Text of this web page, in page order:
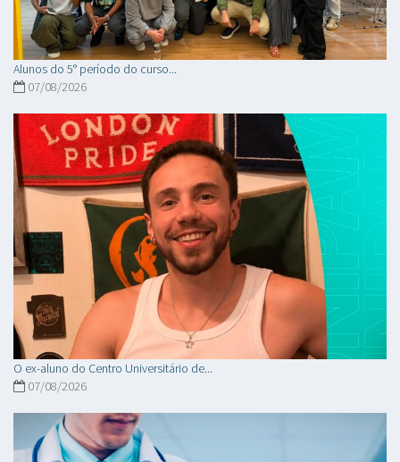
Alunos do 5° período do curso...
07/08/2026
O ex-aluno do Centro Universitário de...
07/08/2026